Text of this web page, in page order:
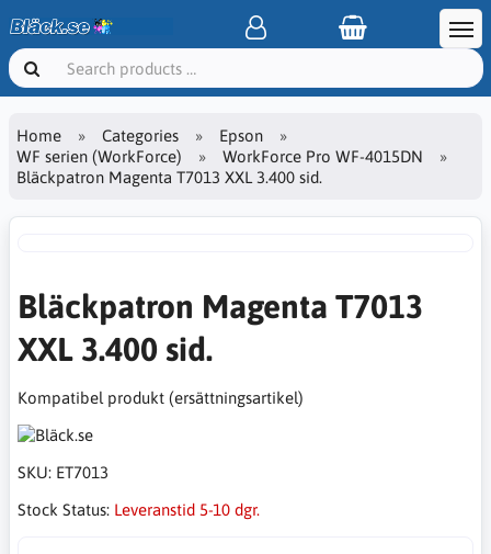
Home Categories
Epson
WF serien (WorkForce)
WorkForce Pro WF-4015DN
Bläckpatron Magenta T7013 XXL 3.400 sid.
Bläckpatron Magenta T7013
XXL 3.400 sid.
Kompatibel produkt (ersättningsartikel)
SKU: ET7013
Stock Status: Leveranstid 5-10 dgr.